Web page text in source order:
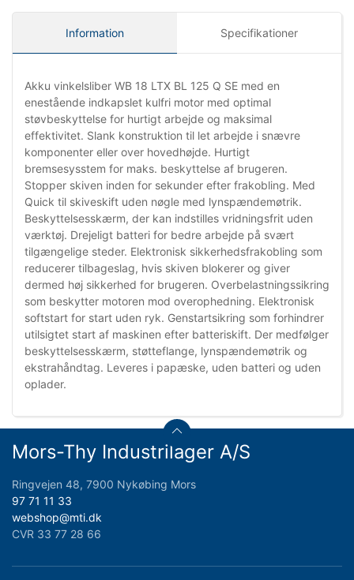
Information Specifikationer
Akku vinkelsliber WB 18 LTX BL 125 Q SE med en
enestående indkapslet kulfri motor med optimal
støvbeskyttelse for hurtigt arbejde og maksimal
effektivitet. Slank konstruktion til let arbejde i snævre
komponenter eller over hovedhøjde. Hurtigt
bremsesysstem for maks. beskyttelse af brugeren.
Stopper skiven inden for sekunder efter frakobling. Med
Quick til skiveskift uden nøgle med lynspændemøtrik.
Beskyttelsesskærm, der kan indstilles vridningsfrit uden
værktøj. Drejeligt batteri for bedre arbejde på svært
tilgængelige steder. Elektronisk sikkerhedsfrakobling som
reducerer tilbageslag, hvis skiven blokerer og giver
dermed høj sikkerhed for brugeren. Overbelastningssikring
som beskytter motoren mod overophedning. Elektronisk
softstart for start uden ryk. Genstartsikring som forhindrer
utilsigtet start af maskinen efter batteriskift. Der medfølger
beskyttelsesskærm, støtteflange, lynspændemøtrik og
ekstrahåndtag. Leveres i papæske, uden batteri og uden
oplader.
Mors-Thy Industrilager A/S
Ringvejen 48, 7900 Nykøbing Mors
97 71 11 33
webshop@mti.dk
CVR 33 77 28 66